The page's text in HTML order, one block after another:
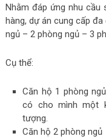
Nhằm đáp ứng nhu
hàng, dự án cung cấp
ngủ – 2 phòng ngủ – 3
Cụ thể:
Căn hộ 1 phòng
có cho mình một
tượng.
Căn hộ 2 phòng ngủ